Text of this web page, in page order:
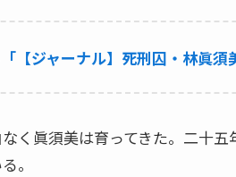
「【ジャーナル】死刑囚・林眞須
く眞須美は育ってきた。二十
。